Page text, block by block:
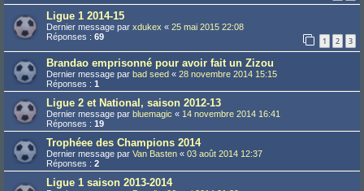
Ligue 1 2014-15
Dernier message par xdukex « 25 mai 2015 22:08
Réponses : 69 1 2 3
Brandao emprisonné pour avoir fait un Zizou
Dernier message par bad seed « 28 novembre 2014 15:15
Réponses : 1
Ligue 2 et National, saison 2012-13
Dernier message par bluemagic « 14 novembre 2014 16:41
Réponses : 19
Trophéee des Champions 2014
Dernier message par Van Basten « 03 août 2014 12:37
Réponses : 2
Ligue 1 saison 2013-2014